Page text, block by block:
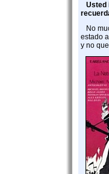
Usted
No
estado
y no